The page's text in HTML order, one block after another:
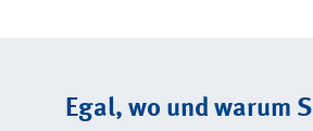
Egal, wo und warum